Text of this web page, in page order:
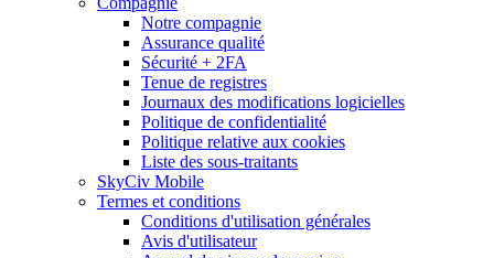
Notre compagnie
Assurance qualité
Sécurité + 2FA
Tenue de registres
Journaux des modifications logicielles
Politique de confidentialité
Politique relative aux cookies
Liste des sous-traitants
SkyCiv Mobile
Termes et conditions
Conditions d'utilisation générales
Avis d'utilisateur